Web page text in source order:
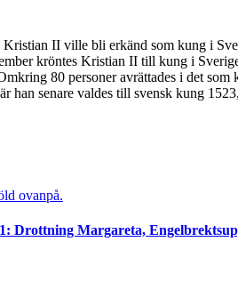
II ville bli erkänd som kung i
kröntes Kristian II till kung i
80 personer avrättades i det
han senare valdes till svensk kung
Drottning Margareta,